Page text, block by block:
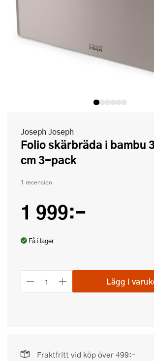
Joseph Joseph
Folio skärbräda i bambu 34x24
cm 3-pack
1 recension
1 999:-
Få i lager
Lägg i
Fraktfritt vid köp över 499:-